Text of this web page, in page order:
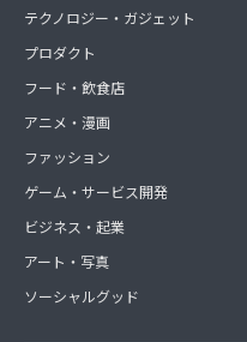
テクノロジー・ガジェット
プロダクト
フード・飲食店
アニメ・漫画
ファッション
ゲーム・サービス開発
ビジネス・起業
アート・写真
ソーシャルグッド